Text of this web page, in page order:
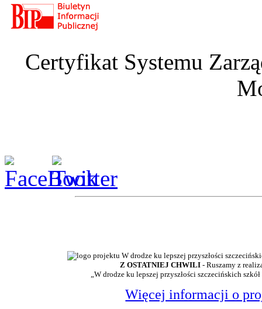
Certyfikat Systemu
Z OSTATNIEJ CHWILI - Ruszamy z
„W drodze ku lepszej przyszłości szczecińskich
Więcej informacji o